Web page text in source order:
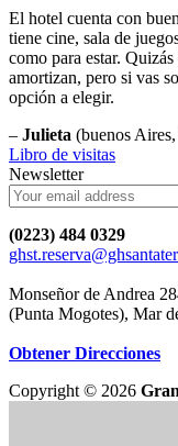
El hotel cuenta con
tiene cine, sala de
como para estar.
amortizan, pero si vas
opción a elegir.
– Julieta (buenos
Libro de visitas
Newsletter
(0223) 484 0329
Monseñor de Andrea
(Punta Mogotes), Mar
Obtener Direcciones
Copyright © 2026